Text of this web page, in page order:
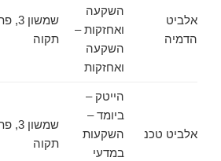
אלביט
הדמיה
השקעה
ואחזקות –
השקעה
ואחזקות
שמשון 3, פתח
תקוה
אלביט טכנ
הייטק –
ביומד –
השקעות
במדעי
שמשון 3, פתח
תקוה